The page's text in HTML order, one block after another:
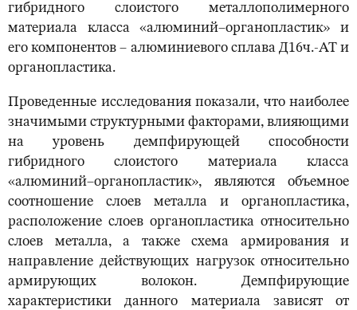
гибридного слоистого металлополимерного
материала класса «алюминий–органопластик» и
его компонентов – алюминиевого сплава Д16ч.-АТ и
органопластика.
Проведенные исследования показали, что наиболее
значимыми структурными факторами, влияющими
на уровень демпфирующей способности
гибридного слоистого материала класса
«алюминий–органопластик», являются объемное
соотношение слоев металла и органопластика,
расположение слоев органопластика относительно
слоев металла, а также схема армирования и
направление действующих нагрузок относительно
армирующих волокон. Демпфирующие
характеристики данного материала зависят от